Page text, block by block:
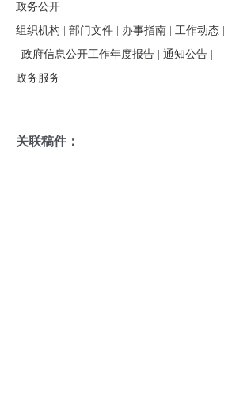
政务公开
组织机构
部门文件 办事指南 工作动态
政府信息公开工作年度报告 通知公告
政务服务
关联稿件：